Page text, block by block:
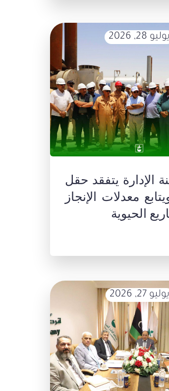
يوليو 28, 2026
الإدارة يتفقد حقل
معدلات الإنجاز
الحيوية
يوليو 27, 2026